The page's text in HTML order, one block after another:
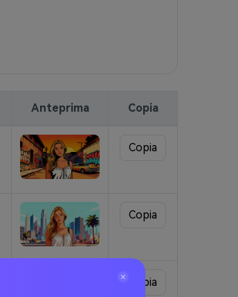
Anteprima Copia
Copia
Copia
Copia